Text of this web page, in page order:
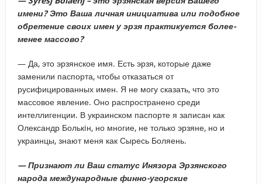
имени? Это Ваша личная инициатива или подобное
обретение своих имен у эрзя практикуется более-
менее массово?
— Да, это эрзянское имя. Есть эрзя, которые даже
заменили паспорта, чтобы отказаться от
русифицированных имен. Я не могу сказать, что это
массовое явление. Оно распространено среди
интеллигенции. В украинском паспорте я записан как
Олександр Болькiн, но многие, не только эрзяне, но и
украинцы, знают меня как Сыресь Боляень.
— Признают ли Ваш статус Инязора Эрзянского
народа международные финно-угорские